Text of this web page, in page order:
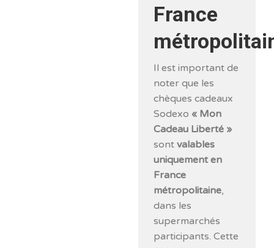
France
Il est important de
noter que les
chèques cadeaux
Sodexo « Mon
Cadeau Liberté »
sontvalables
uniquement en
France
métropolitaine,
dans les
supermarchés
participants. Cette